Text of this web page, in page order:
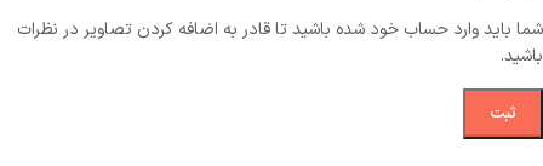
شما باید وارد حساب خود شده باشید تا قادر به اضافه کردن تصاویر در نظرات
باشید.